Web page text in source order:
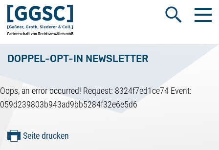
Suche öffnen
DOPPEL-OPT-IN NEWSLETTER
Oops, an error occurred! Request: 8324f7ed1ce74 Event:
059d239803b943ad9bb5284f32e6e5d6
Seite drucken